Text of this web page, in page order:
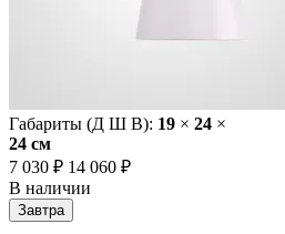
Габариты (Д Ш В): 19 × 24 ×
24 cм
7 030 ₽ 14 060 ₽
В наличии
Завтра